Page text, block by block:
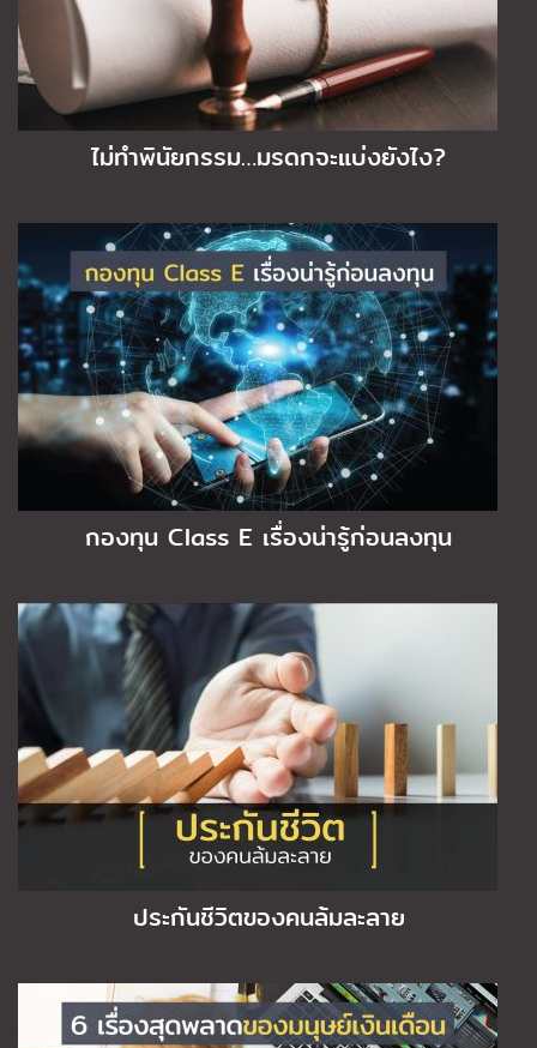
ไม่ทำพินัยกรรม…มรดกจะแบ่งยังไง?
กองทุน Class E เรื่องน่ารู้ก่อนลงทุน
ประกันชีวิตของคนล้มละลาย